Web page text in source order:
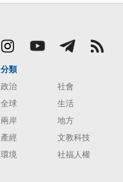
分類
政治
社會
全球
生活
兩岸
地方
產經
文教科技
環境
社福人權